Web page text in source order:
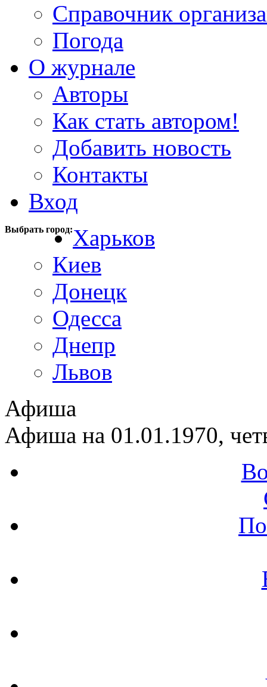
Справочник
Погода
О журнале
Авторы
Как стать автором!
Добавить новость
Контакты
Вход
Выбрать город:Харьков
Киев
Донецк
Одесса
Днепр
Львов
Афиша
Афиша на 01.01.1970,